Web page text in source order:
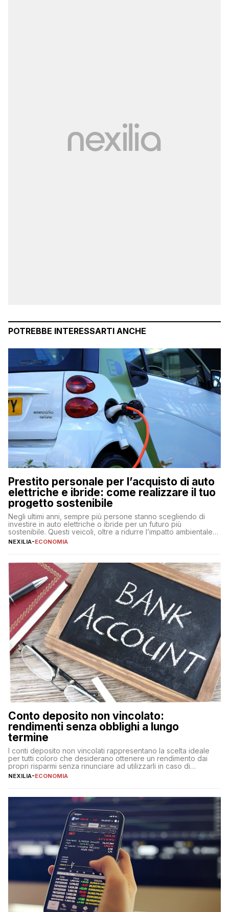
POTREBBE INTERESSARTI ANCHE
Prestito personale per l’acquisto di auto
elettriche e ibride: come realizzare il tuo
progetto sostenibile
Negli ultimi anni, sempre più persone stanno scegliendo di
investire in auto elettriche o ibride per un futuro più
sostenibile. Questi veicoli, oltre a ridurre l’impatto ambientale,
offrono vantaggi economici a lungo termine, come minori costi
fare se non […]
NEXILIA-ECONOMIA
Conto deposito non vincolato:
rendimenti senza obblighi a lungo
termine
I conti deposito non vincolati rappresentano la scelta ideale
per tutti coloro che desiderano ottenere un rendimento dai
propri risparmi senza rinunciare ad utilizzarli in caso di
necessità. A differenza delle forme vincolate tradizionali,
flessibilità e rendimento. Come funzionano […]
NEXILIA-ECONOMIA